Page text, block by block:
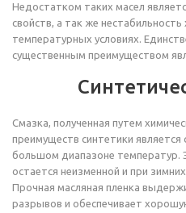
Недостатком таких масел
свойств, а так же
температурных условиях.
существенным преимуществом
Смазка, полученная путем
преимуществ синтетики является
большом диапазоне температур.
остается неизменной и при
Прочная масляная пленка
разрывов и обеспечивает